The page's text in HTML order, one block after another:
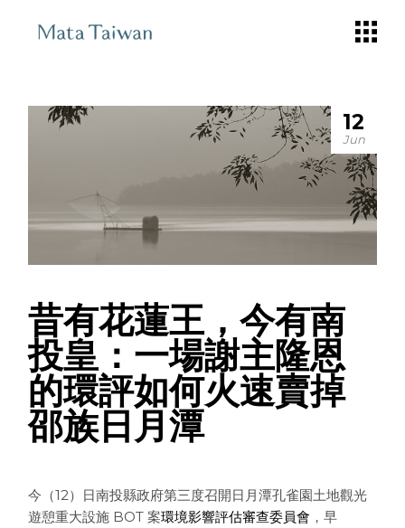
12
Jun
昔有花蓮王，今有南
投皇：一場謝主隆恩
的環評如何火速賣掉
邵族日月潭
今（12）日南投縣政府第三度召開日月潭孔雀園土地觀光
遊憩重大設施 BOT 案環境影響評估審查委員會 ，早